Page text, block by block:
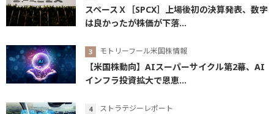
スペースＸ［SPCX］上場後初の決算発表、数字
は良かったが株価が下落...
モトリーフール米国株情報
【米国株動向】AIスーパーサイクル第2幕、AI
インフラ投資拡大で恩恵...
ストラテジーレポート